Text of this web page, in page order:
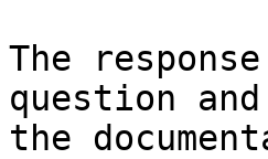
The
question
the